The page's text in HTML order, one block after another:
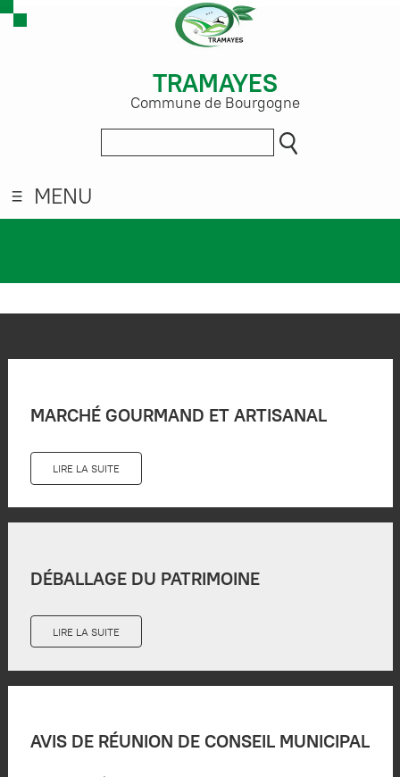
TRAMAYES
Commune de Bourgogne
MENU
MARCHÉ GOURMAND ET ARTISANAL
LIRE LA SUITE
DÉBALLAGE DU PATRIMOINE
LIRE LA SUITE
AVIS DE RÉUNION DE CONSEIL MUNICIPAL